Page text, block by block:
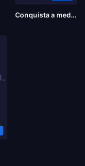
Conquista a medias